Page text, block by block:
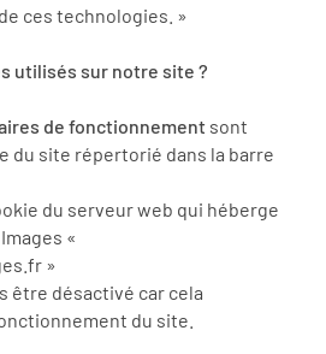
ces technologies. »
utilisés sur notre site ?
de fonctionnement sont
du site répertorié dans la barre
du serveur web qui héberge
«
»
être désactivé car cela
du site.